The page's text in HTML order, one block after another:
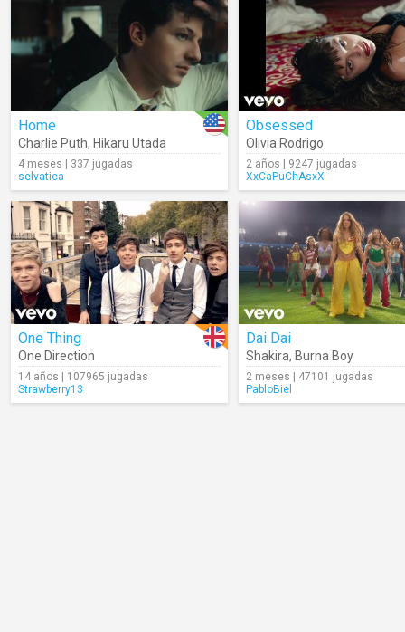
Home
Charlie Puth, Hikaru Utada
4 meses | 337 jugadas
selvatica
Obsessed
Olivia Rodrigo
2 años | 9247 jugadas
XxCaPuChAsxX
One Thing
One Direction
14 años | 107965 jugadas
Strawberry13
Dai Dai
Shakira, Burna Boy
2 meses | 47101 jugadas
PabloBiel